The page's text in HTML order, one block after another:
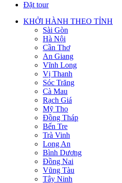
Đặt tour
KHỞI HÀNH THEO TỈNH
Sài Gòn
Hà Nội
Cần Thơ
An Giang
Vĩnh Long
Vị Thanh
Sóc Trăng
Cà Mau
Rạch Giá
Mỹ Tho
Đồng Tháp
Bến Tre
Trà Vinh
Long An
Bình Dương
Đồng Nai
Vũng Tàu
Tây Ninh